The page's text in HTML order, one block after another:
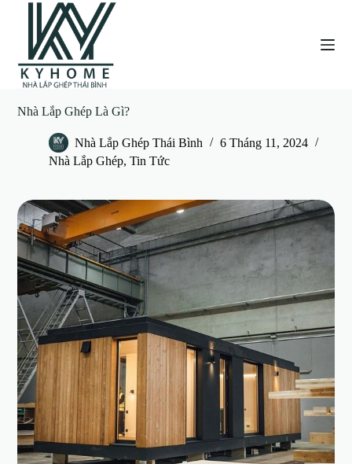
ể
ế
ộ
i
d
u
n
Nhà Lắp Ghép Là Gì?
Nhà Lắp Ghép Thái Bình
6 Tháng 11, 2024
Nhà Lắp Ghép,Tin Tức